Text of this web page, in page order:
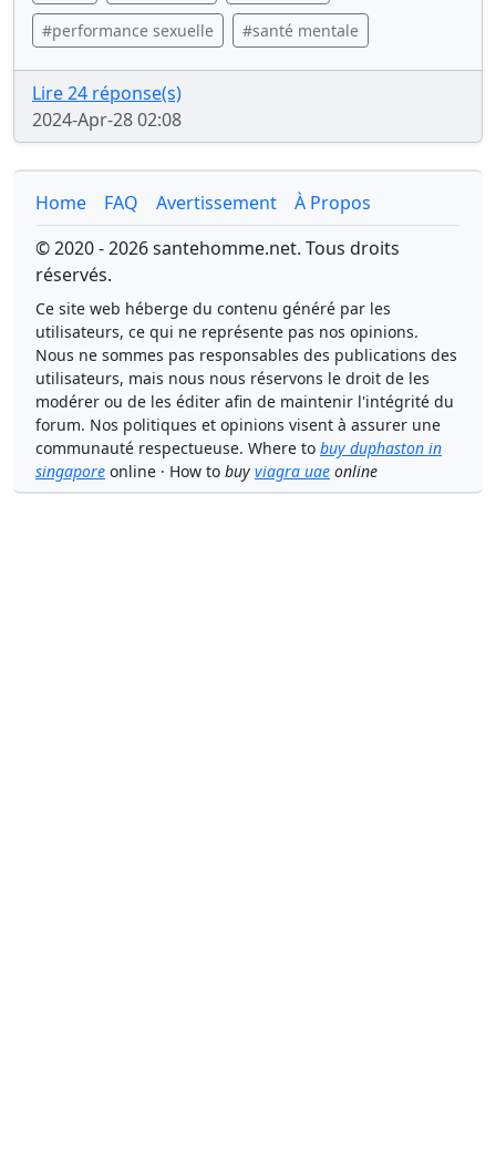
#performance sexuelle #santé mentale
Lire 24 réponse(s)
2024-Apr-28 02:08
Home FAQ Avertissement
À Propos
© 2020 - 2026 santehomme.net. Tous droits
réservés.
Ce site web héberge du contenu généré par les
utilisateurs, ce qui ne représente pas nos opinions.
Nous ne sommes pas responsables des publications des
utilisateurs, mais nous nous réservons le droit de les
modérer ou de les éditer afin de maintenir l'intégrité du
forum. Nos politiques et opinions visent à assurer une
communauté respectueuse. Where to buy duphaston in
singapore online · How to buy viagra uae online